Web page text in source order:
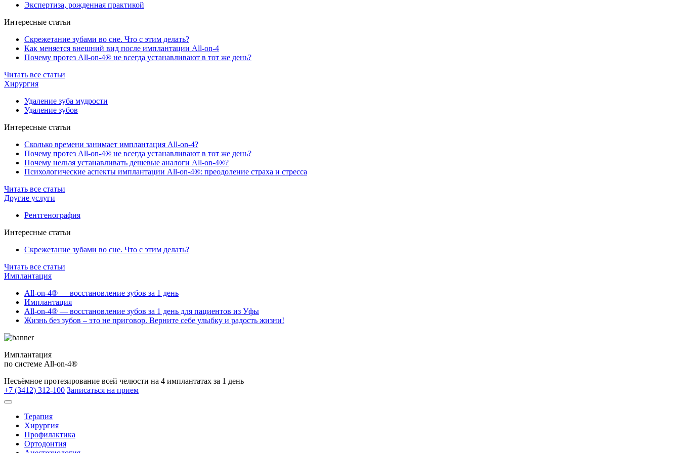
Экспертиза, рожденная практикой
Интересные статьи
Скрежетание зубами во сне. Что с этим делать?
Как меняется внешний вид после имплантации All-on-4
Почему протез All-on-4® не всегда устанавливают в тот же день?
Читать все статьи
Хирургия
Удаление зуба мудрости
Удаление зубов
Интересные статьи
Сколько времени занимает имплантация All-on-4?
Почему протез All-on-4® не всегда устанавливают в тот же день?
Почему нельзя устанавливать дешевые аналоги All-on-4®?
Психологические аспекты имплантации All-on-4®: преодоление страха и стресса
Читать все статьи
Другие услуги
Рентгенография
Интересные статьи
Скрежетание зубами во сне. Что с этим делать?
Читать все статьи
Имплантация
All-on-4® — восстановление зубов за 1 день
Имплантация
All-on-4® — восстановление зубов за 1 день для пациентов из Уфы
Жизнь без зубов – это не приговор. Верните себе улыбку и радость жизни!
Имплантация
по системе All-on-4®
Несъёмное протезирование всей челюсти на 4 имплантатах за 1 день
+7 (3412) 312-100 Записаться на прием
Терапия
Хирургия
Профилактика
Ортодонтия